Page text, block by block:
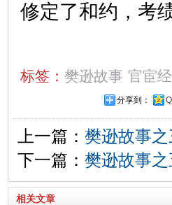
修定了和约，考
标签： 樊逊故事 官宦
分享到：
上一篇： 樊逊故事
下一篇： 樊逊故事
相关文章